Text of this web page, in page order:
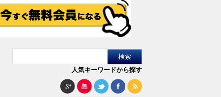
人気キーワードから探す